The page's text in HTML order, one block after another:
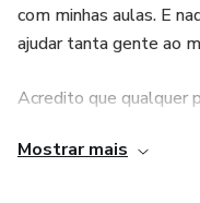
com minhas aulas. E
ajudar tanta gente ao
Acredito que qualquer
que o bordado pode
Mostrar mais